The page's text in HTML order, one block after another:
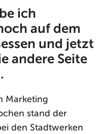
ich
auf dem
und jetzt
andere Seite
Marketing
stand der
den Stadtwerken